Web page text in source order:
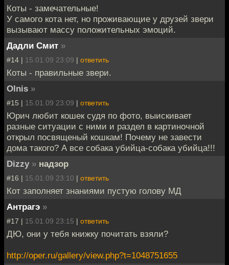
Коты - замечательные!
У самого кота нет, но проживающие у друзей звери
вызывают массу положительных эмоций.
Дадли Смит »
#14 | 15.01.09 23:09 | ответить
Коты - правильные звери.
Olnis »
#15 | 15.01.09 23:09 | ответить
Юрич любит кошек судя по фото, выискивает
разные ситуации с ними и раздел в картиночной
открыл посвященый кошкам! Почему не завести
дома такого? А все собака убийца-собака убийца!!!
Dizzy » надзор
#16 | 15.01.09 23:10 | ответить
Кот заполняет знаниями пустую голову МД
Антрагэ »
#17 | 15.01.09 23:15 | ответить
ДЮ, они у тебя книжку почитать взяли?
http://oper.ru/gallery/view.php?t=1048751655